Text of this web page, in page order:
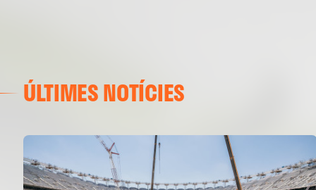
ÚLTIMES NOTÍCIES